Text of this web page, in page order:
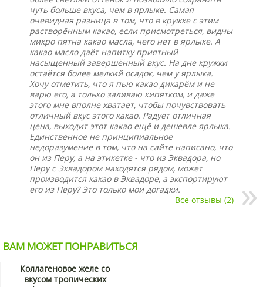
чуть больше вкуса, чем в ярлыке. Самая
очевидная разница в том, что в кружке с этим
растворённым какао, если присмотреться, видны
микро пятна какао масла, чего нет в ярлыке. А
какао масло даёт напитку приятный
насыщенный завершённый вкус. На дне кружки
остаётся более мелкий осадок, чем у ярлыка.
Хочу отметить, что я пью какао дикарём и не
варю его, а только заливаю кипятком, и даже
этого мне вполне хватает, чтобы почувствовать
отличный вкус этого какао. Радует отличная
цена, выходит этот какао ещё и дешевле ярлыка.
Единственное не принципиальное
недоразумение в том, что на сайте написано, что
он из Перу, а на этикетке - что из Эквадора, но
Перу с Эквадором находятся рядом, может
производится какао в Эквадоре, а экспортируют
его из Перу? Это только мои догадки.
Все отзывы (2)
ВАМ МОЖЕТ ПОНРАВИТЬСЯ
Коллагеновое желе со
вкусом тропических